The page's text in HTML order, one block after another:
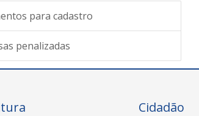
para cadastro
penalizadas
Cidadão